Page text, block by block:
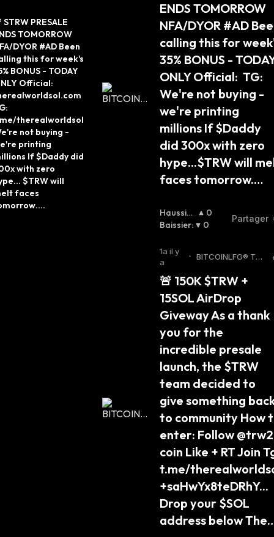
tter
STRW PRESALE
TOMORROW
DYOR #AD Been
this for week's
BONUS - TODAY
Official:
therealworldsol
not buying -
printing
If $Daddy did
with zero
$TRW will
faces
ENDS TOMORROW
NFA/DYOR #AD
calling this for
35% BONUS -
ONLY Official:  TG:
We're not buying -
we're printing
millions If $Daddy
did 300x with zero
hype...$TRW will
faces tomorrow.…
Haussier
:
0
Baissier: 0
Partager
1a il y
a
• BITCOINLFG® Twit
🚨 150K $TRW +
15SOL AirDrop
Giveway As a thank
you for the
incredible presale
launch, the $TRW
team decided to
give something
to community How
enter: Follow @trw2
coin Like + RT Join
t.me/
+saHwYx8teDRhY...
Drop your $SOL
address below